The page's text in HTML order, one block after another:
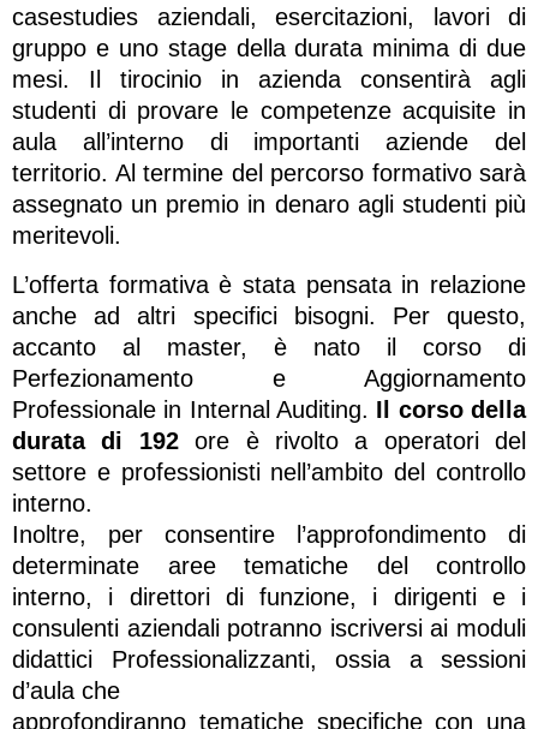
casestudies aziendali, esercitazioni, lavori di
gruppo e uno stage della durata minima di due
mesi. Il tirocinio in azienda consentirà agli
studenti di provare le competenze acquisite in
aula all’interno di importanti aziende del
territorio. Al termine del percorso formativo sarà
assegnato un premio in denaro agli studenti più
meritevoli.
L’offerta formativa è stata pensata in relazione
anche ad altri specifici bisogni. Per questo,
accanto al master, è nato il corso di
Perfezionamento e Aggiornamento
Professionale in Internal Auditing. Il corso della
durata di 192ore è rivolto a operatori del
settore e professionisti nell’ambito del controllo
interno.
Inoltre, per consentire l’approfondimento di
determinate aree tematiche del controllo
interno, i direttori di funzione, i dirigenti e i
consulenti aziendali potranno iscriversi ai moduli
didattici Professionalizzanti, ossia a sessioni
d’aula che
approfondiranno tematiche specifiche con una